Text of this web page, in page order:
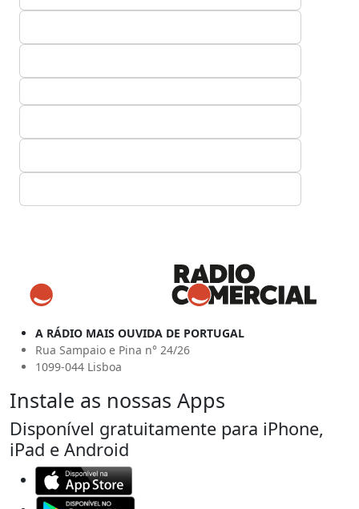
A RÁDIO MAIS OUVIDA DE PORTUGAL
Rua Sampaio e Pina n° 24/26
1099-044 Lisboa
Instale as nossas Apps
Disponível gratuitamente para iPhone,
iPad e Android